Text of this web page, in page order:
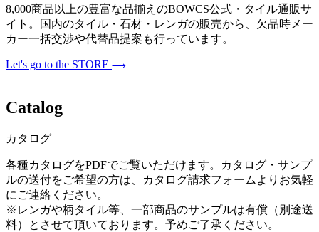
8,000商品以上の豊富な品揃えのBOWCS公式・タイル通販サ
イト。国内のタイル・石材・レンガの販売から、欠品時メー
カー一括交渉や代替品提案も行っています。
Let's go to the STORE
Catalog
カタログ
各種カタログをPDFでご覧いただけます。カタログ・サンプ
ルの送付をご希望の方は、カタログ請求フォームよりお気軽
にご連絡ください。
※レンガや柄タイル等、一部商品のサンプルは有償（別途送
料）とさせて頂いております。予めご了承ください。